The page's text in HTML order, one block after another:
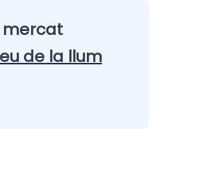
mercat
de la llum